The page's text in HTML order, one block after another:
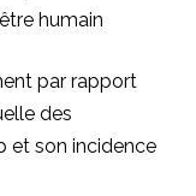
humain
par rapport
des
et son incidence